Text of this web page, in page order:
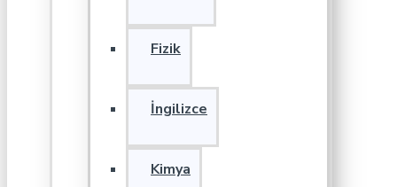
Fizik
İngilizce
Kimya